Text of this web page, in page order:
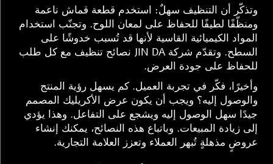
وتذكّر أن التنظيف سهلٌ: استخدم قطعة قماش ناعمة
ومنظّفًا لطيفًا للحفاظ على لمعان اللوح. وتجنّب استخدام
المواد الكيميائية القاسية لأنها قد تُسبب خدوشًا على
السطح. وتقدّم شركة JIN DA نصائح تنظيف مع كل طلب
للحفاظ على جودة العرض.
وأخيرًا، فكّر في تجربة العميل. كم يسهل رؤية المنتج
والوصول إليه؟ ويجب أن يكون عرض الأكريليك المصمم
جيدًا سهل الوصول إليه ويشجع على التفاعل. وهذا يؤدي
إلى زيادة المبيعات. وباتباع هذه النصائح، يمكنك إنشاء
عروضٍ مذهلةٍ تُبهر العملاء وتعزز العلامة التجارية.